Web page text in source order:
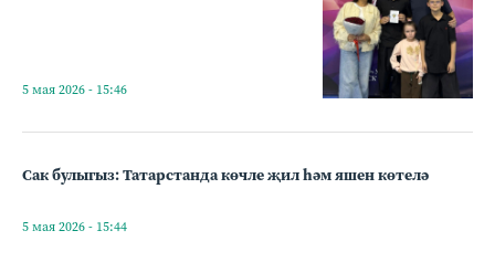
5 мая 2026 - 15:46
Сак булыгыз: Татарстанда көчле җил һәм яшен көтелә
5 мая 2026 - 15:44